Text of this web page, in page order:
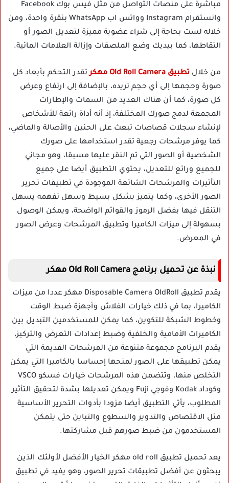
مباشرة على منصات التواصل من مثل فيس بوك Facebook
وانستقرام Instagram وواتس اب WhatsApp بنقرة واحدة، ومن
خلاله لست بحاجة إلى شراء عضوية مميزة لتعديل الصور أو
التقاطها، كما بيديك وضع الملصقات وإزالة العلامات المائية.
من خلال تطبيق Old Roll Camera مهكر
تقدر التحكم بأبعاد كل
صورة وحجمها إلى أي حجم تريده، بالإضافة إلى ارتفاع وعرض
كل صورة، كما أن هناك العديد من السمات والإطارات
المجمعة لدمج صورك المختلفة، إذ أنه أداة رائعة للأشخاص
لإنشاء سجلات قصاصات تبعث على الحنين والأصالة والماضي،
كما يوفر مرشحات رجعية تقدر استخدامها على صورك
الشخصية أو الصور التي تم النقر عليها مسبقا، وهو مجاني
للجميع ورائع للتعديل، يحتوي التطبيق أيضا على جميع
التأثيرات والمرشحات الشائعة الموجودة في تطبيقات تحرير
الصور الأخرى، وكما يتميز بشكل بسيط وسهل تفهمه يسهل
التنقل فيها بفضل الرموز والقوائم الواضحة، ويمكن الوصول
بسهولة إلى ميزات الكاميرا وتطبيق المرشحات وعرض الصور
في المعرض.
نبذة عن تحميل برنامج Old Roll Camera مهكر
يقدم تطبيق Disposable Camera OldRoll مهكر عددا من ميزات
الكاميرا، بما في ذلك خيارات الفلاش وأجهزة ضبط الوقت
وخطوط الشبكة للتكوين، كما يمكن للمستخدمين التبديل بين
الكاميرات الأمامية والخلفية وضبط إعدادات التعرض والتركيز،
يقدم البرنامج مجموعة متنوعة من المرشحات القديمة التي
يمكن تطبيقها على الصور لمنحها إحساسا بالكاميرا التي يمكن
التخلص منها، وتتضمن هذه المرشحات خيارات فسكو VSCO
وكوداد Kodak وفوجي Fuji ويمكن تعديلها بشدة لتحقيق التأثير
المطلوب، يأتي التطبيق أيضا مزودا بأدوات التحرير الأساسية
مثل الاقتصاص والتدوير والسطوع والتباين حتى يتمكن
المستخدمون من ضبط صورهم قبل مشاركتها.
يعد تحميل تطبيق old roll مهكر الخيار الأفضل لأولئك الذين
يبحثون عن أفضل تطبيقات تحرير الصور، وهو يفيد في تطبيق